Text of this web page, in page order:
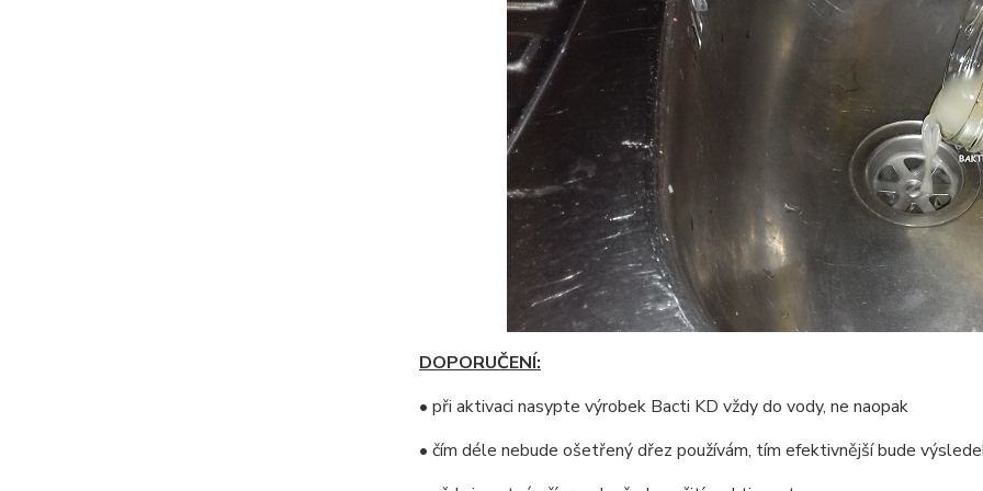
DOPORUČENÍ:
• při aktivaci nasypte výrobek Bacti KD vždy do vody, ne naopak
• čím déle nebude ošetřený dřez používám, tím efektivnější bude